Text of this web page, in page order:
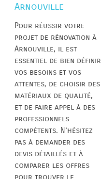
Arnouville
Pour réussir votre
projet de rénovation à
Arnouville, il est
essentiel de bien définir
vos besoins et vos
attentes, de choisir des
matériaux de qualité,
et de faire appel à des
professionnels
compétents. N’hésitez
pas à demander des
devis détaillés et à
comparer les offres
pour trouver le